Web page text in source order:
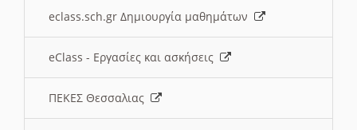
eclass.sch.gr Δημιουργία μαθημάτων
eClass - Εργασίες και ασκήσεις
ΠΕΚΕΣ Θεσσαλιας